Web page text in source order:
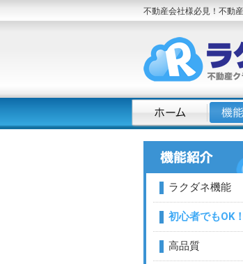
不動産会社様必見！不動
ラクダネ機能
初心者でもOK！
高品質